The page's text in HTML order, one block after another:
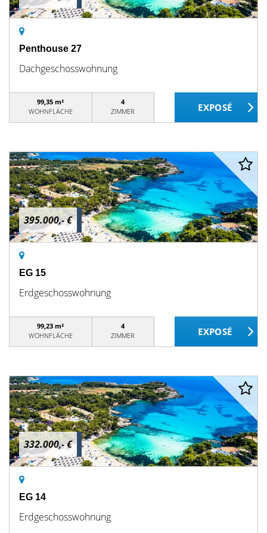
Penthouse 27
Dachgeschosswohnung
99,35 m²
WOHNFLÄCHE
4
ZIMMER
395.000,- €
EG 15
Erdgeschosswohnung
99,23 m²
WOHNFLÄCHE
4
ZIMMER
332.000,- €
EG 14
Erdgeschosswohnung